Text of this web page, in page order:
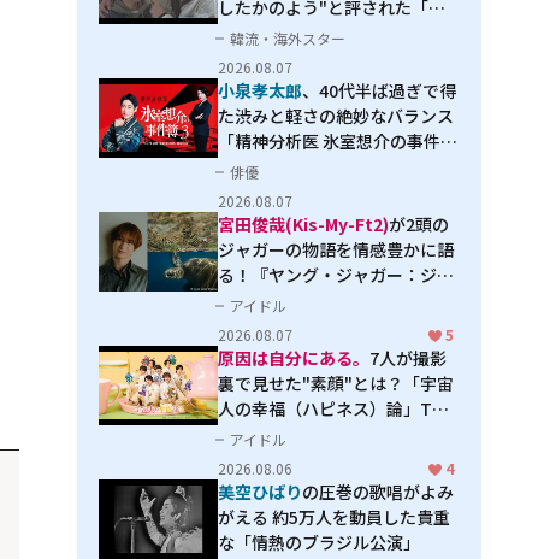
したかのよう"と評された「オ
オカミの誘惑」
韓流・海外スター
2026.08.07
小泉孝太郎、40代半ば過ぎで得
た渋みと軽さの絶妙なバランス
「精神分析医 氷室想介の事件簿
３」で見せる進化
俳優
2026.08.07
宮田俊哉(Kis-My-Ft2)が2頭の
ジャガーの物語を情感豊かに語
る！『ヤング・ジャガー：ジャ
ングル王への道』『ジャガーと
ウミガメの物語：熱帯林の守護
神』で見せるナレーションの妙
アイドル
2026.08.07
5
原因は自分にある。 7人が撮影
裏で見せた"素顔"とは？「宇宙
人の幸福（ハピネス）論」THE
MAKING
アイドル
2026.08.06
4
美空ひばりの圧巻の歌唱がよみ
がえる 約5万人を動員した貴重
な「情熱のブラジル公演」